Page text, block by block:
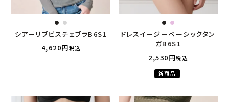
シアーリブビスチェブラB6S1
4,620
税込
ドレスイージーベーシックタン
ガB6S1
2,530
税込
新商品